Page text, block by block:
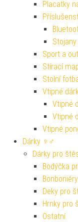
Placatky
Sport a
Stírací
Stolní
Vtipné
Vtipné
Vtipné
Vtipné
Dárky ♀♂
Dárky pro
Bodýčka
Deky pro
Hrnky pro
Ostatní